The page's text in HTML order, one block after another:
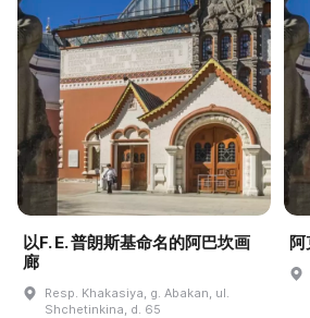
以F. E. 普朗斯基命名的阿巴坎画
廊
Resp. Khakasiya, g. Abakan, ul.
Shchetinkina, d. 65
阿